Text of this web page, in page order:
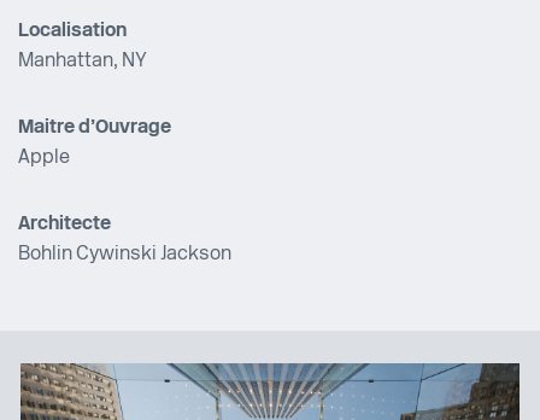
Localisation
Manhattan, NY
Maitre d’Ouvrage
Apple
Architecte
Bohlin Cywinski Jackson